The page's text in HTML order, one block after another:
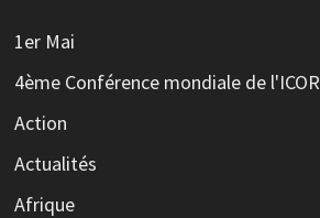
1er Mai
4ème Conférence mondiale de l'ICOR
Action
Actualités
Afrique